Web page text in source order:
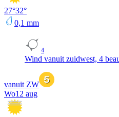
27°32°
0,1 mm
4
Wind vanuit zuidwest, 4
vanuit ZW
Wo12 aug